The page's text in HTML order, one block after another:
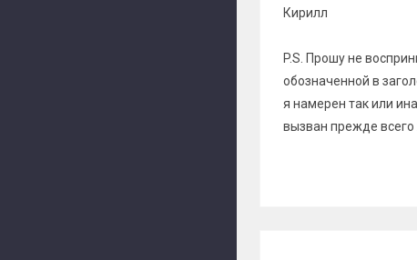
Кирилл
P.S. Прошу не
обозначенной в
я намерен так или
вызван прежде